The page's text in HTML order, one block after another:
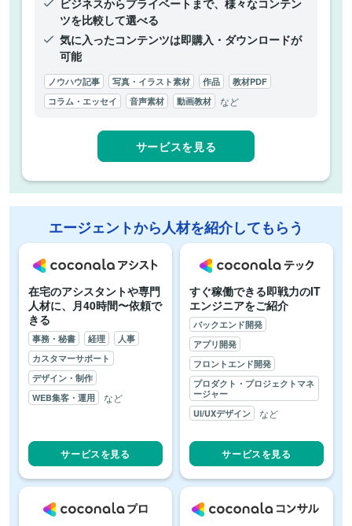
ビジネスからプライベートまで、様々なコンテン
ツを比較して選べる
気に入ったコンテンツは即購入・ダウンロードが
可能
ノウハウ記事 写真・イラスト素材 作品
教材PDF
コラム・エッセイ
音声素材 動画教材 など
サービスを見る
エージェントから人材を紹介してもらう
在宅のアシスタントや専門
人材に、月40時間〜依頼で
きる
事務・秘書 経理
人事
カスタマーサポート
デザイン・制作
WEB集客・運用
など
サービスを見る
すぐ稼働できる即戦力のIT
エンジニアをご紹介
バックエンド開発
アプリ開発
フロントエンド開発
プロダクト・プロジェクトマネ
ージャー
UI/UXデザイン
など
サービスを見る